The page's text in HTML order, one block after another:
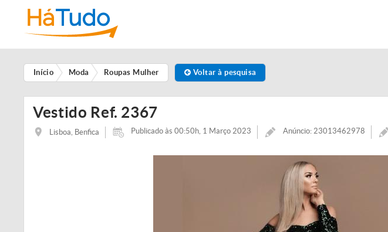
Início Moda Roupas Mulher Voltar à pesquisa
Vestido Ref. 2367
Lisboa, Benfica Publicado às 00:50h, 1 Março 2023 Anúncio: 23013462978